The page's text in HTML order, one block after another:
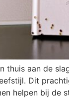
aan de
Dit
helpen bij de